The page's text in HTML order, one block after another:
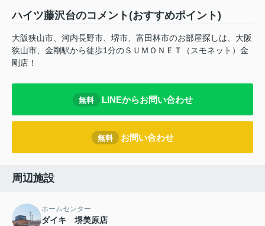
ハイツ藤沢台のコメント(おすすめポイント)
大阪狭山市、河内長野市、堺市、富田林市のお部屋探しは、大阪
狭山市、金剛駅から徒歩1分のＳＵＭＯＮＥＴ（スモネット）金
剛店！
無料 LINEからお問い合わせ
無料 お問い合わせ
周辺施設
ホームセンター
ダイキ 堺美原店